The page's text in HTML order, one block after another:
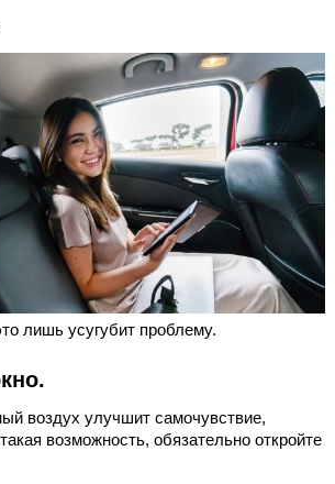
лишь усугубит проблему.
воздух улучшит самочувствие,
возможность, обязательно откройте